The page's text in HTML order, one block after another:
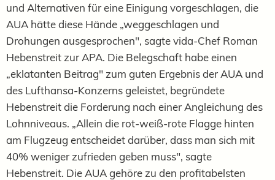
und Alternativen für eine Einigung vorgeschlagen, die
AUA hätte diese Hände „weggeschlagen und
Drohungen ausgesprochen", sagte vida-Chef Roman
Hebenstreit zur APA. Die Belegschaft habe einen
„eklatanten Beitrag" zum guten Ergebnis der AUA und
des Lufthansa-Konzerns geleistet, begründete
Hebenstreit die Forderung nach einer Angleichung des
Lohnniveaus. „Allein die rot-weiß-rote Flagge hinten
am Flugzeug entscheidet darüber, dass man sich mit
40% weniger zufrieden geben muss", sagte
Hebenstreit. Die AUA gehöre zu den profitabelsten